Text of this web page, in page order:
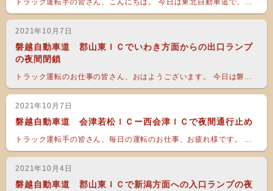
トラック運転手の皆さん、こんにちは。 今日は東北自動車道で、...
2021年10月7日
磐越自動車道 郡山東ＩＣでいわき方面からの出口ランプ
の夜間閉鎖
トラック運転のお仕事の皆さん、おはようございます。 今日は磐...
2021年10月7日
磐越自動車道 会津若松ＩＣー西会津ＩＣで夜間通行止め
トラック運転手の皆さん、毎日の運転のお仕事、お疲れ様です。 ...
2021年10月4日
磐越自動車道 郡山東ＩＣで新潟方面への入口ランプの夜